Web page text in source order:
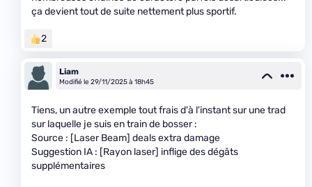
ça devient tout de suite nettement plus sportif.
2
Liam
Modifié le 29/11/2025 à 18h45
Tiens, un autre exemple tout frais d'à l'instant sur une trad
sur laquelle je suis en train de bosser :
Source : [Laser Beam] deals extra damage
Suggestion IA : [Rayon laser] inflige des dégâts
supplémentaires